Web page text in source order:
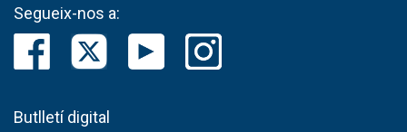
Segueix-nos a:
Butlletí digital